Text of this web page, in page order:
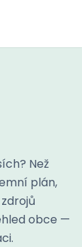
Než
plán,
obce —